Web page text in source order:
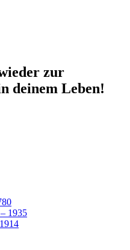
zur
deinem Leben!
1935